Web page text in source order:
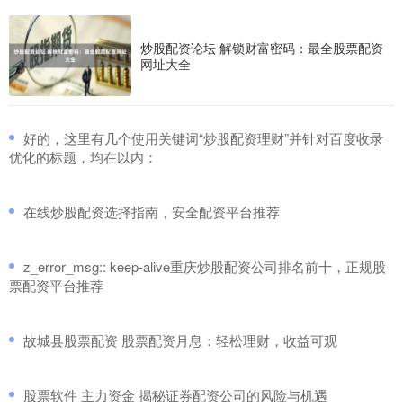
炒股配资论坛 解锁财富密码：最全股票配资
网址大全
​好的，这里有几个使用关键词“炒股配资理财”并针对百度收录
优化的标题，均在以内：
​在线炒股配资选择指南，安全配资平台推荐
​z_error_msg:: keep-alive重庆炒股配资公司排名前十，正规股
票配资平台推荐
​故城县股票配资 股票配资月息：轻松理财，收益可观
​股票软件 主力资金 揭秘证券配资公司的风险与机遇